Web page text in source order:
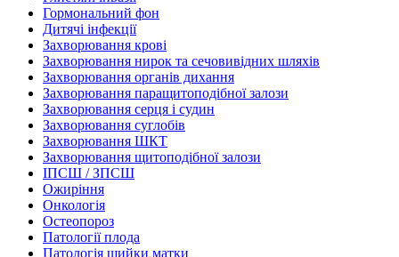
Гормональний фон
Дитячі інфекції
Захворювання крові
Захворювання нирок та сечовивідних шляхів
Захворювання органів дихання
Захворювання паращитоподібної залози
Захворювання серця і судин
Захворювання суглобів
Захворювання ШКТ
Захворювання щитоподібної залози
ІПСШ / ЗПСШ
Ожиріння
Онкологія
Остеопороз
Патології плода
Патологія шийки матки